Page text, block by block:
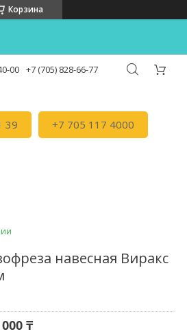
Корзина
00 +7 (705) 828-66-77
39
+7 705 117 4000
навесная Виракс
₸